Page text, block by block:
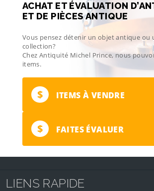
ACHAT ET ÉVALUATION
ET DE PIÈCES ANTIQUE
Vous pensez détenir un objet antique ou
collection?
Chez Antiquité Michel Prince, nous
items.
$ ITEMS À VENDRE
$ FAITES ÉVALUER
LIENS RAPIDE